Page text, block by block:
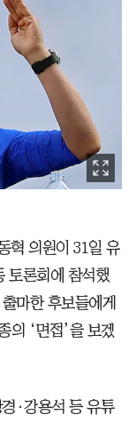
혁 의원이 31일 유
토론회에 참석했
마한 후보들에게
의 ‘면접’을 보겠
·강용석 등 유튜